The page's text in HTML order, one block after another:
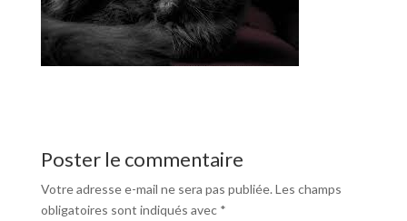
Poster le commentaire
Votre adresse e-mail ne sera pas publiée. Les champs
obligatoires sont indiqués avec *